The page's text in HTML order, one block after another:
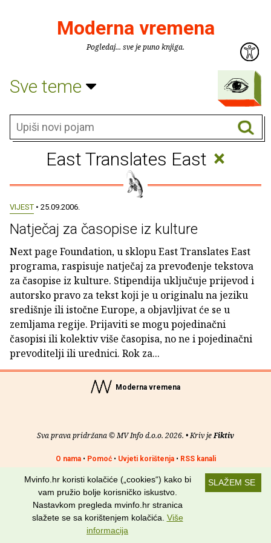
Moderna vremena
Pogledaj... sve je puno knjiga.
Sve teme
East Translates East ×
VIJEST • 25.09.2006.
Natječaj za časopise iz kulture
Next page Foundation, u sklopu East Translates East
programa, raspisuje natječaj za prevođenje tekstova
za časopise iz kulture. Stipendija uključuje prijevod i
autorsko pravo za tekst koji je u originalu na jeziku
središnje ili istočne Europe, a objavljivat će se u
zemljama regije. Prijaviti se mogu pojedinačni
časopisi ili kolektiv više časopisa, no ne i pojedinačni
prevoditelji ili urednici. Rok za...
Moderna vremena
Sva prava pridržana © MV Info d.o.o. 2026. • Kriv jeFiktiv
O nama• Pomoć• Uvjeti korištenja• RSS kanali
Potraži nas na: SLAŽEM SE
Mvinfo.hr koristi kolačiće („cookies“) kako bi
vam pružio bolje korisničko iskustvo.
Nastavkom pregleda mvinfo.hr stranica
slažete se sa korištenjem kolačića. Više
informacija